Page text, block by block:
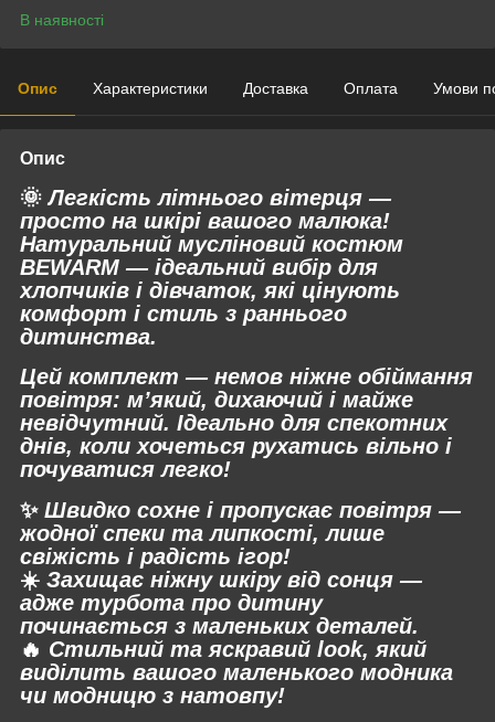
В наявності
Опис Характеристики Доставка Оплата Умови
Опис
🌞 Легкість літнього вітерця —
просто на шкірі вашого малюка!
Натуральний мусліновий костюм
BEWARM — ідеальний вибір для
хлопчиків і дівчаток, які цінують
комфорт і стиль з раннього
дитинства.
Цей комплект — немов ніжне обіймання
повітря: м’який, дихаючий і майже
невідчутний. Ідеально для спекотних
днів, коли хочеться рухатись вільно і
почуватися легко!
✨Швидко сохне і пропускає повітря —
жодної спеки та липкості, лише
свіжість і радість ігор!
☀️ Захищає ніжну шкіру від сонця —
адже турбота про дитину
починається з маленьких деталей.
🔥 Стильний та яскравий look, який
виділить вашого маленького модника
чи модницю з натовпу!